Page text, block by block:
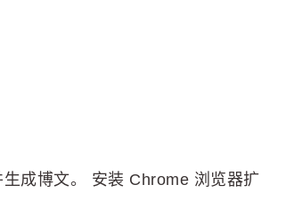
成博文。 安装 Chrome 浏览器扩